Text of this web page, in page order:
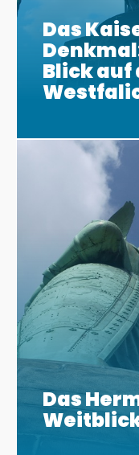
Das
Blick auf
Das